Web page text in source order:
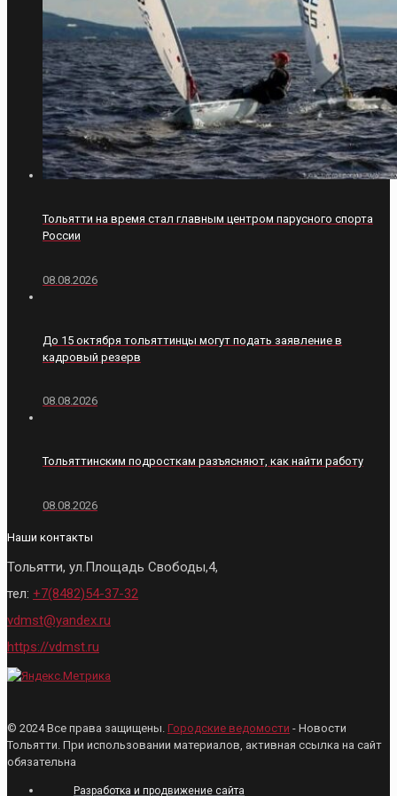
Тольятти на время стал главным центром парусного спорта
России
08.08.2026
До 15 октября тольяттинцы могут подать заявление в
кадровый резерв
08.08.2026
Тольяттинским подросткам разъясняют, как найти работу
08.08.2026
Наши контакты
Тольятти, ул.Площадь Свободы,4,
тел: +7(8482)54-37-32
vdmst@yandex.ru
https://vdmst.ru
© 2024 Все права защищены. Городские ведомости - Новости
Тольятти. При использовании материалов, активная ссылка на сайт
обязательна
Разработка и продвижение сайта